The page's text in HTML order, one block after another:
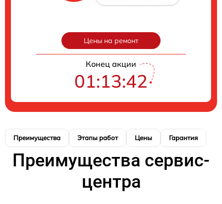
Цены на ремонт
Конец акции
01:13:40
Преимущества Этапы работ Цены Гарантия
Преимущества сервис-
центра